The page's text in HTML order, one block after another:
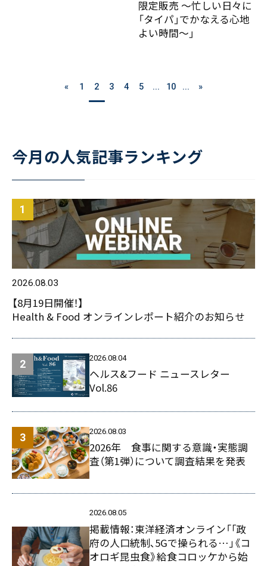
限定販売 ～忙しい日々に
「タイパ」でかなえる心地
よい時間～」
« 1 2 3 4 5 ... 10 ... »
今月の人気記事ランキング
2026.08.03
【8月19日開催！】
Health & Food オンラインレポート紹介のお知らせ
2026.08.04
ヘルス&フード ニュースレター
Vol.86
2026.08.03
2026年 食事に関する意識・実態調
査（第1弾）について調査結果を発表
2026.08.05
掲載情報：東洋経済オンライン「｢政
府の人口統制､5Gで操られる…｣《コ
オロギ昆虫食》給食コロッケから始